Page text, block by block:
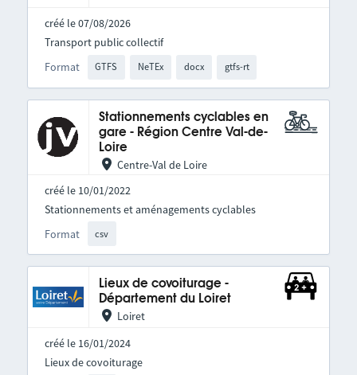
créé le 07/08/2026
Format GTFS NeTEx docx gtfs-rt
Transport public collectif
Stationnements cyclables en
gare - Région Centre Val-de-
Loire
Centre-Val de Loire
créé le 10/01/2022
Format csv
Stationnements et aménagements cyclables
Lieux de covoiturage -
Département du Loiret
Loiret
créé le 16/01/2024
Lieux de covoiturage